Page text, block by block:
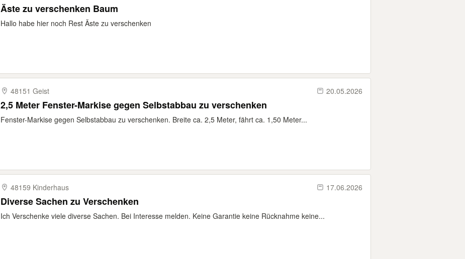
Äste zu verschenken Baum
Hallo habe hier noch Rest Äste zu verschenken
48151 Geist 20.05.2026
2,5 Meter Fenster-Markise gegen Selbstabbau zu verschenken
Fenster-Markise gegen Selbstabbau zu verschenken. Breite ca. 2,5 Meter, fährt ca. 1,50 Meter...
48159 Kinderhaus 17.06.2026
Diverse Sachen zu Verschenken
Ich Verschenke viele diverse Sachen. Bei Interesse melden. Keine Garantie keine Rücknahme keine...